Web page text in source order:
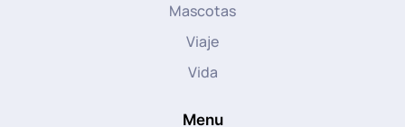
Mascotas
Viaje
Vida
Menu